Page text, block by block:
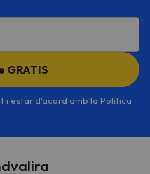
GRATIS
i estar d'acord amb la Política